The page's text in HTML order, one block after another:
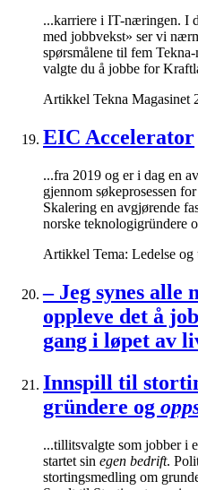
...karriere i IT-næringen. I
med jobbvekst» ser vi
spørsmålene til fem
valgte du å jobbe for
Artikkel Tekna Magasinet
EIC Accelerator
...fra 2019 og er i dag en
gjennom søkeprosessen
Skalering en avgjørende
norske teknologigründere
Artikkel Tema: Ledelse
– Jeg synes alle
oppleve det å
gang i løpet av
Innspill til
gründere og
...tillitsvalgte som jobber i
startet sin egen bedrift.
stortingsmedling om